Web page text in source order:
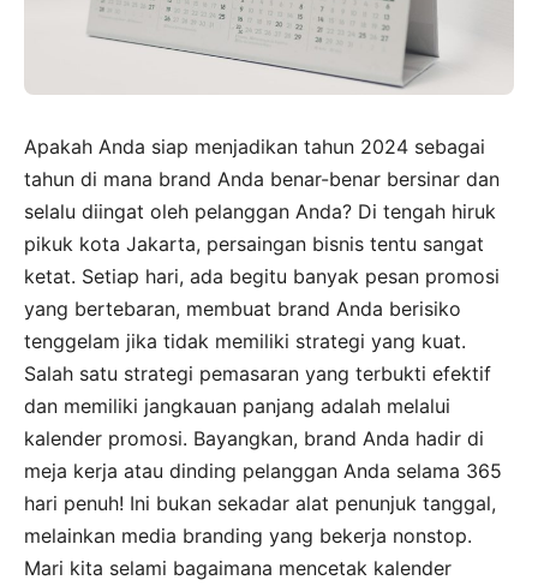
Apakah Anda siap menjadikan tahun 2024 sebagai
tahun di mana brand Anda benar-benar bersinar dan
selalu diingat oleh pelanggan Anda? Di tengah hiruk
pikuk kota Jakarta, persaingan bisnis tentu sangat
ketat. Setiap hari, ada begitu banyak pesan promosi
yang bertebaran, membuat brand Anda berisiko
tenggelam jika tidak memiliki strategi yang kuat.
Salah satu strategi pemasaran yang terbukti efektif
dan memiliki jangkauan panjang adalah melalui
kalender promosi. Bayangkan, brand Anda hadir di
meja kerja atau dinding pelanggan Anda selama 365
hari penuh! Ini bukan sekadar alat penunjuk tanggal,
melainkan media branding yang bekerja nonstop.
Mari kita selami bagaimana mencetak kalender